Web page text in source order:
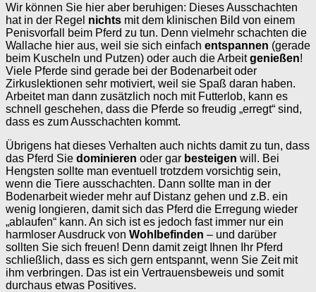
Wir können Sie hier aber beruhigen: Dieses Ausschachten
hat in der Regel nichts mit dem klinischen Bild von einem
Penisvorfall beim Pferd zu tun. Denn vielmehr schachten die
Wallache hier aus, weil sie sich einfach entspannen (gerade
beim Kuscheln und Putzen) oder auch die Arbeitgenießen!
Viele Pferde sind gerade bei der Bodenarbeit oder
Zirkuslektionen sehr motiviert, weil sie Spaß daran haben.
Arbeitet man dann zusätzlich noch mit Futterlob, kann es
schnell geschehen, dass die Pferde so freudig „erregt“ sind,
dass es zum Ausschachten kommt.
Übrigens hat dieses Verhalten auch nichts damit zu tun, dass
das Pferd Sie dominieren oder gar besteigen will. Bei
Hengsten sollte man eventuell trotzdem vorsichtig sein,
wenn die Tiere ausschachten. Dann sollte man in der
Bodenarbeit wieder mehr auf Distanz gehen und z.B. ein
wenig longieren, damit sich das Pferd die Erregung wieder
„ablaufen“ kann. An sich ist es jedoch fast immer nur ein
harmloser Ausdruck von Wohlbefinden – und darüber
sollten Sie sich freuen! Denn damit zeigt Ihnen Ihr Pferd
schließlich, dass es sich gern entspannt, wenn Sie Zeit mit
ihm verbringen. Das ist ein Vertrauensbeweis und somit
durchaus etwas Positives.